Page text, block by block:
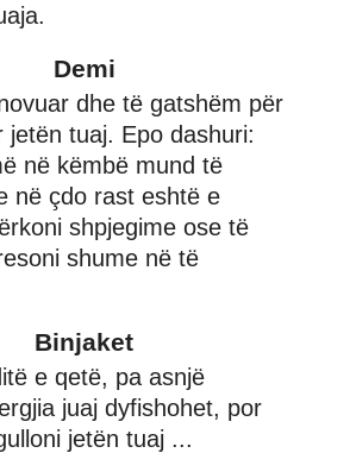
Demi
dhe të gatshëm për
jetën tuaj. Epo dashuri:
në këmbë mund të
në çdo rast eshtë e
shpjegime ose të
shume në të
Binjaket
e qetë, pa asnjë
juaj dyfishohet, por
jetën tuaj ...